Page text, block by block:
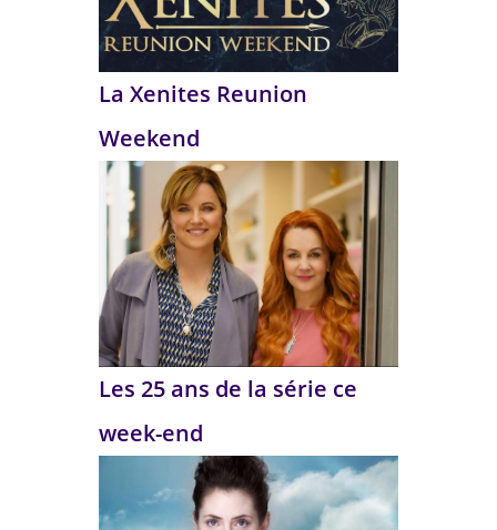
La Xenites Reunion
Weekend
Les 25 ans de la série ce
week-end